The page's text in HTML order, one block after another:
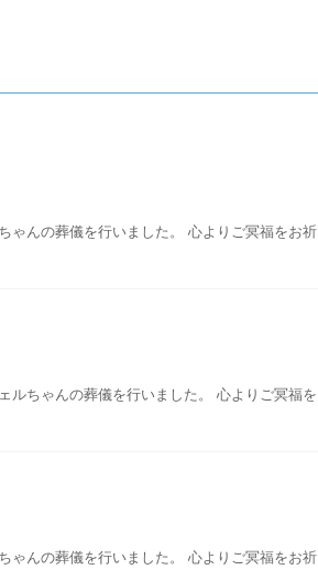
ゃんの葬儀を行いました。 心よりご冥福をお祈
ルちゃんの葬儀を行いました。 心よりご冥福を
ゃんの葬儀を行いました。 心よりご冥福をお祈